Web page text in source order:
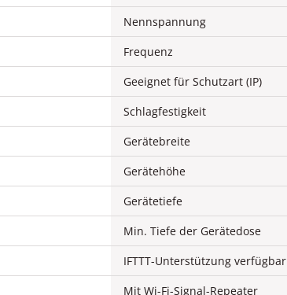
Nennspannung
Frequenz
Geeignet für Schutzart (IP)
Schlagfestigkeit
Gerätebreite
Gerätehöhe
Gerätetiefe
Min. Tiefe der Gerätedose
IFTTT-Unterstützung verfügbar
Mit Wi-Fi-Signal-Repeater